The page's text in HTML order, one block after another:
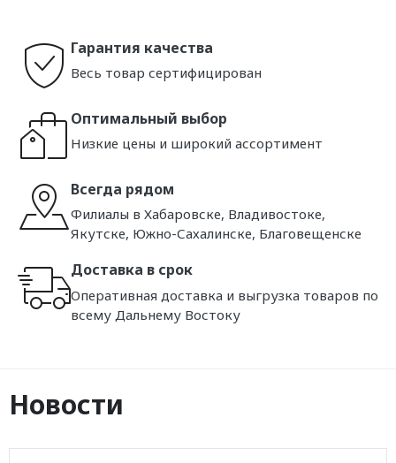
Гарантия качества
Весь товар сертифицирован
Оптимальный выбор
Низкие цены и широкий ассортимент
Всегда рядом
Филиалы в Хабаровске, Владивостоке,
Якутске, Южно-Сахалинске, Благовещенске
Доставка в срок
Оперативная доставка и выгрузка товаров по
всему Дальнему Востоку
Новости